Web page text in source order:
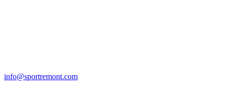
info@sportremont.com